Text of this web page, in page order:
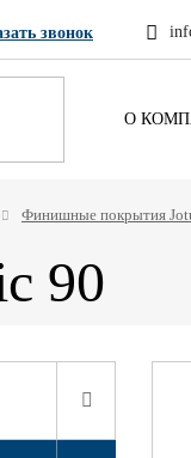
звонок
О
Финишные покрытия
90